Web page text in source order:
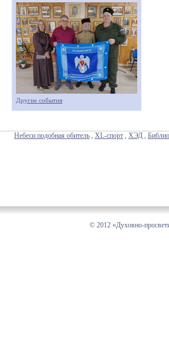
Другие события
Небеси подобная обитель , XL-спорт , ХЭД ,
© 2012 «Духовно-